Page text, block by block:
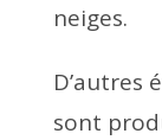
neiges.
D’autres
sont